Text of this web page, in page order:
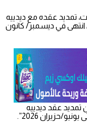
تمديد عقده مع ديدييه
انتهى في ديسمبر/ كانون
تمديد عقد ديدييه
حزيران 2026”.